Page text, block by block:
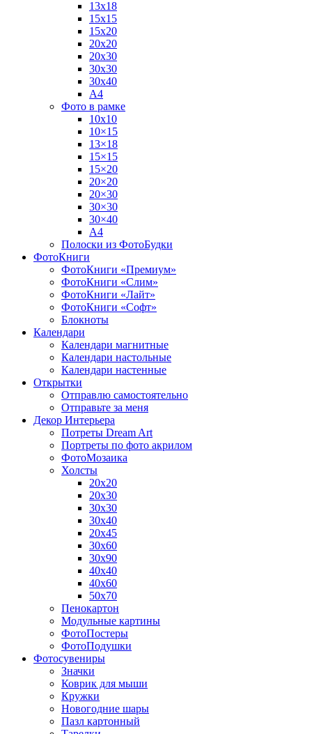
13х18
15х15
15х20
20х20
20х30
30х30
30х40
А4
Фото в рамке
10х10
10×15
13×18
15×15
15×20
20×20
20×30
30×30
30×40
A4
Полоски из ФотоБудки
ФотоКниги
ФотоКниги «Премиум»
ФотоКниги «Слим»
ФотоКниги «Лайт»
ФотоКниги «Софт»
Блокноты
Календари
Календари магнитные
Календари настольные
Календари настенные
Открытки
Отправлю самостоятельно
Отправьте за меня
Декор Интерьера
Потреты Dream Art
Портреты по фото акрилом
ФотоМозаика
Холсты
20х20
20х30
30х30
30х40
20х45
30х60
30х90
40х40
40х60
50х70
Пенокартон
Модульные картины
ФотоПостеры
ФотоПодушки
Фотоcувениры
Значки
Коврик для мыши
Кружки
Новогодние шары
Пазл картонный